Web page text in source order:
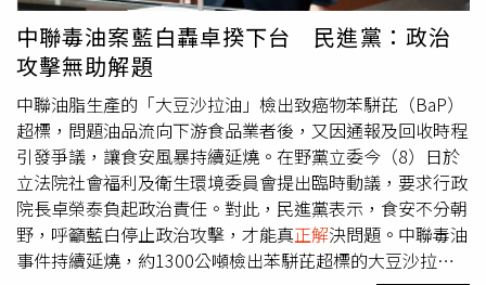
性與運動科技。adidas官網也曾介紹兩款Logo的發展歷
程。三葉草標誌於1972年推出，當時品牌首次跨足服飾市
場，最初僅應用於服裝產品，之後逐步延伸至部分鞋款，並
自2000年起正式成為「adidas Originals」系列的代表標
誌。至於三條斜線Logo則是在1991年問世，品牌當時希望
打造更專注於專業運動領域的產品線，提供運動員更完善的
裝備，因此推出象徵機能與運動表現的「adidas
Performance」標誌，並沿用至今。
中聯毒油案藍白轟卓揆下台 民進黨：政治
攻擊無助解題
中聯油脂生產的「大豆沙拉油」檢出致癌物苯駢芘（BaP）
超標，問題油品流向下游食品業者後，又因通報及回收時程
引發爭議，讓食安風暴持續延燒。在野黨立委今（8）日於
立法院社會福利及衛生環境委員會提出臨時動議，要求行政
院長卓榮泰負起政治責任。對此，民進黨表示，食安不分朝
野，呼籲藍白停止政治攻擊，才能真正解決問題。中聯毒油
事件持續延燒，約1300公噸檢出苯駢芘超標的大豆沙拉